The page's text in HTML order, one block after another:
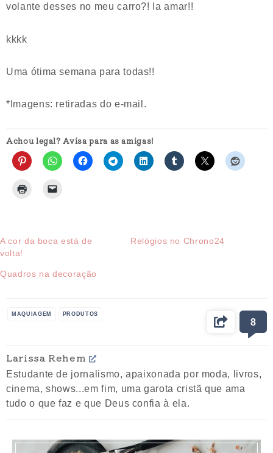
volante desses no meu carro?! Ia amar!!
kkkk
Uma ótima semana para todas!!
*Imagens: retiradas do e-mail.
Achou legal? Avisa para as amigas!
A cor da boca está de
volta!
Relógios no Chrono24
Quadros na decoração
MAQUIAGEM PRODUTOS
8
Larissa Rehem
Estudante de jornalismo, apaixonada por moda, livros,
cinema, shows...em fim, uma garota cristã que ama
tudo o que faz e que Deus confia à ela.